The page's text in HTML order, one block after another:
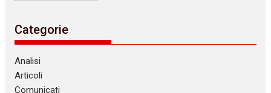
Categorie
Analisi
Articoli
Comunicati